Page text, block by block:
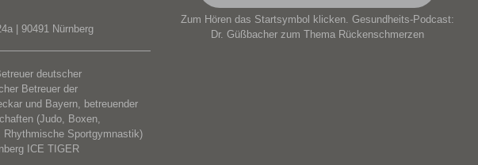
| 90491 Nürnberg
deutscher
Betreuer der
und Bayern, betreuender
(Judo, Boxen,
Rhythmische Sportgymnastik)
ICE TIGER
Zum Hören das Startsymbol klicken. Gesundheits-Podcast:
Dr. Güßbacher zum Thema Rückenschmerzen